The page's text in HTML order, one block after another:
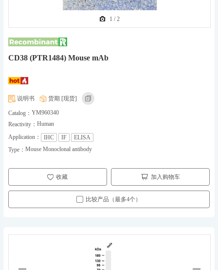
CD38 (PTR1484) Mouse mAb
说明书 货期 [现货]
Catalog： YM960340
Reactivity： Human
Application：
IHC IF
ELISA
Type： Mouse Monoclonal antibody
1 /2
收藏 加入购物车
比较产品（最多4个）